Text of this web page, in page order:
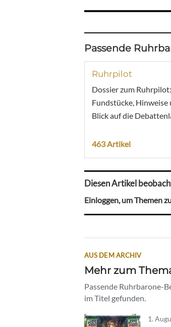
Passende
Ruhrpilot
Dossier zum
Fundstücke,
Blick auf die
463 Artikel
Diesen Artikel
Einloggen, um Themen
AUS DEM ARCHIV
Mehr zum
Passende Ruhrbarone-
im Titel gefunden.
1.